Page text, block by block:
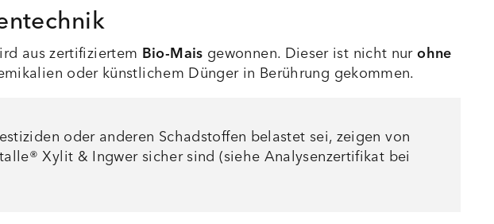
aus zertifiziertem Bio-Mais gewonnen. Dieser ist nicht nurohne
oder künstlichem Dünger in Berührung gekommen.
oder anderen Schadstoffen belastet sei, zeigen von
Xylit & Ingwer sicher sind (siehe Analysenzertifikat bei